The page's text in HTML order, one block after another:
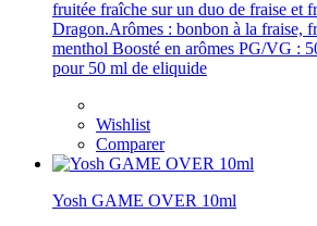
fruitée fraîche sur un duo de fraise et
Dragon.Arômes : bonbon à la fraise,
menthol Boosté en arômes PG/VG :
pour 50 ml de eliquide
Wishlist
Comparer
Yosh GAME OVER 10ml